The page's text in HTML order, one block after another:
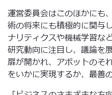
運営委員会はこのほかにも
術の将来にも積極的に関与
ナリティクスや機械学習な
研究動向に注目し、議論を
扉が開かれ、アボットのそ
をいかに実現するか、最善